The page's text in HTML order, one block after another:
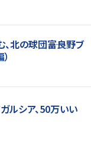
北の球団――富良野ブ
シア、50万いい